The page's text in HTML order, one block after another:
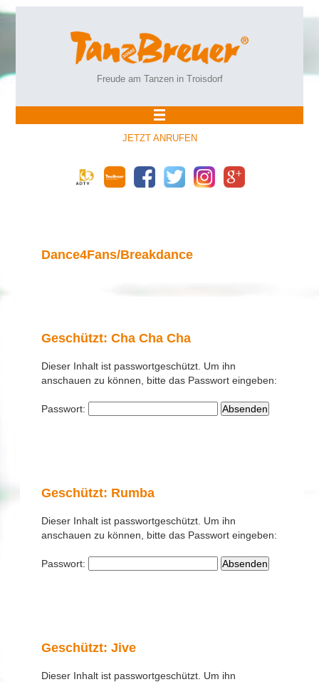
Freude am Tanzen in Troisdorf
JETZT ANRUFEN
Dance4Fans/Breakdance
Geschützt: Cha Cha Cha
Dieser Inhalt ist passwortgeschützt. Um ihn
anschauen zu können, bitte das Passwort eingeben:
Passwort:
Geschützt: Rumba
Dieser Inhalt ist passwortgeschützt. Um ihn
anschauen zu können, bitte das Passwort eingeben:
Passwort:
Geschützt: Jive
Dieser Inhalt ist passwortgeschützt. Um ihn